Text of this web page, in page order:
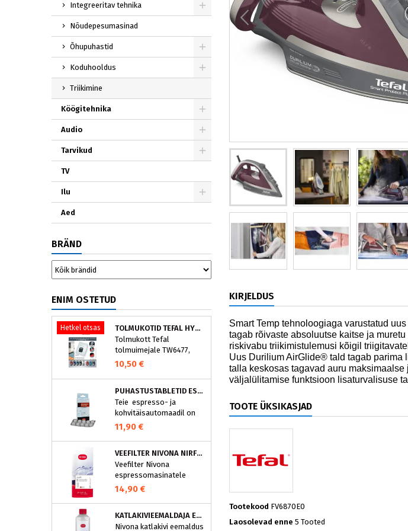
Integreeritav tehnika
Nõudepesumasinad
Õhupuhastid
Koduhooldus
Triikimine
Köögitehnika
Audio
Tarvikud
TV
Ilu
Aed
BRÄND
ENIM OSTETUD
Hetkel otsas
TOLMUKOTID TEFAL HYGIENE+ ZR200540 (4 TK)
Tolmukott Tefal
tolmuimejale TW6477,
TW6886..
10,50 €
PUHASTUSTABLETID ESPRESSOMASINALE, NIVONA 390701200
Teie espresso- ja
kohvitäisautomaadil on
integreeritud
puhastusprogramm.
NIVONA puhastustabletid
on loodud spetsiaalselt
selle programmi jaoks ja
eraldavad mustuse nagu
nt kohvirasva
aparaati ja tagab täiusliku
11,90 €
VEEFILTER NIVONA NIRF701
Veefilter Nivona
espressomasinatele
14,90 €
KATLAKIVIEEMALDAJA ESPRESSOMASINATELE, NIVONA (500 ML)
Nivona katlakivi eemaldus
KIRJELDUS
Smart Temp tehnoloogiaga varustatud
tagab rõivaste absoluutse kaitse ja
riskivabu triikimistulemusi kõigil
Uus Durilium AirGlide® tald tagab parima
talla keskosas tagavad auru
väljalülitamise funktsioon lisaturvalisuse
TOOTE ÜKSIKASJAD
Tootekood FV6870E0
Laosolevad enne 5 Tooted